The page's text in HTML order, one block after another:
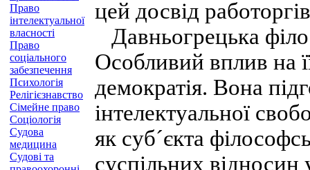
Право
інтелектуальної
власності
Право
соціального
забезпечення
Психологія
Релігієзнавство
Сімейне право
Соціологія
Судова
медицина
Судові та
цей досвід
Давньогрецька
Особливий вплив на
демократія. Вона
інтелектуальної
як суб´єкта
суспільних відносин